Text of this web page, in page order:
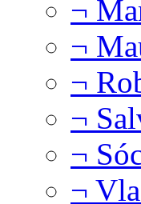
¬
¬
¬
¬
¬
¬